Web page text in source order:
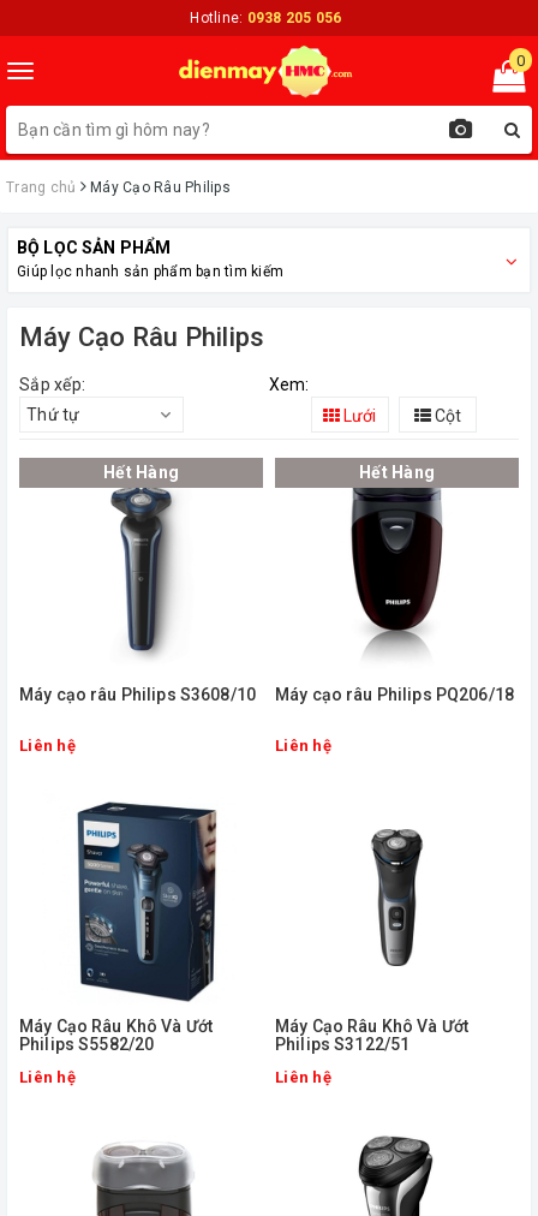
Hotline: 0938 205 056
Toggle
navigation
0
Trang chủ Máy Cạo Râu Philips
BỘ LỌC SẢN PHẨM
Giúp lọc nhanh sản phẩm bạn tìm kiếm
Máy Cạo Râu Philips
Sắp xếp:
Thứ tự
Xem:
Lưới
Cột
Hết Hàng
Máy cạo râu Philips S3608/10
Liên hệ
Hết Hàng
Máy cạo râu Philips PQ206/18
Liên hệ
Máy Cạo Râu Khô Và Ướt
Philips S5582/20
Liên hệ
Máy Cạo Râu Khô Và Ướt
Philips S3122/51
Liên hệ